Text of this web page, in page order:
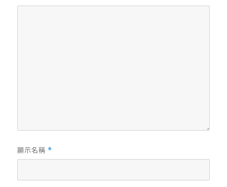
顯示名稱 *